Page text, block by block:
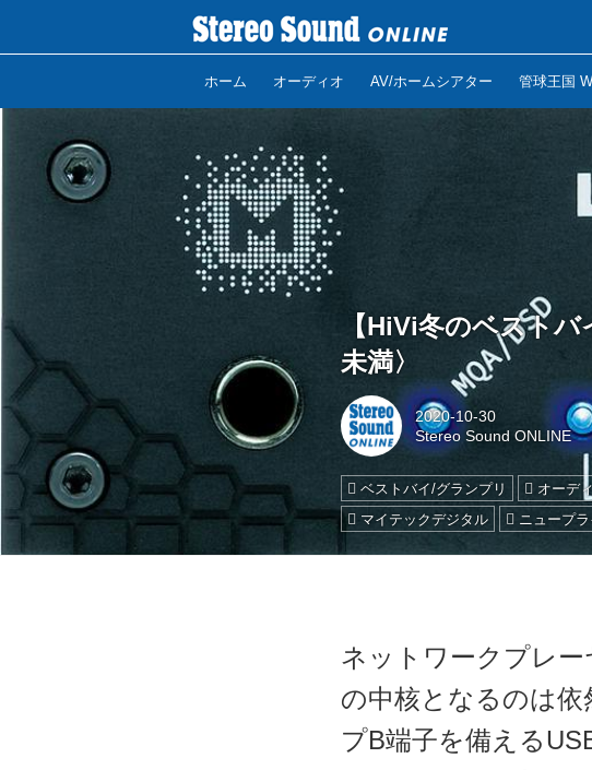
ホーム オーディオ AV/ホームシアター 管球王国
【HiVi冬のベスト
未満〉
2020-10-30
Stereo Sound ONLINE
ベストバイ/グランプリ オーデ
マイテックデジタル
ニュープ
ネットワークプレ
の中核となるのは依
プB端子を備える